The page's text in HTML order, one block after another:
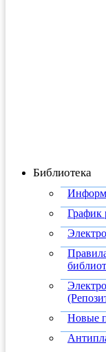
Библиотека
График
Новые